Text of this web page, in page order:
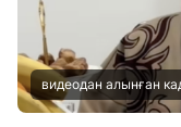
видеодан алынған